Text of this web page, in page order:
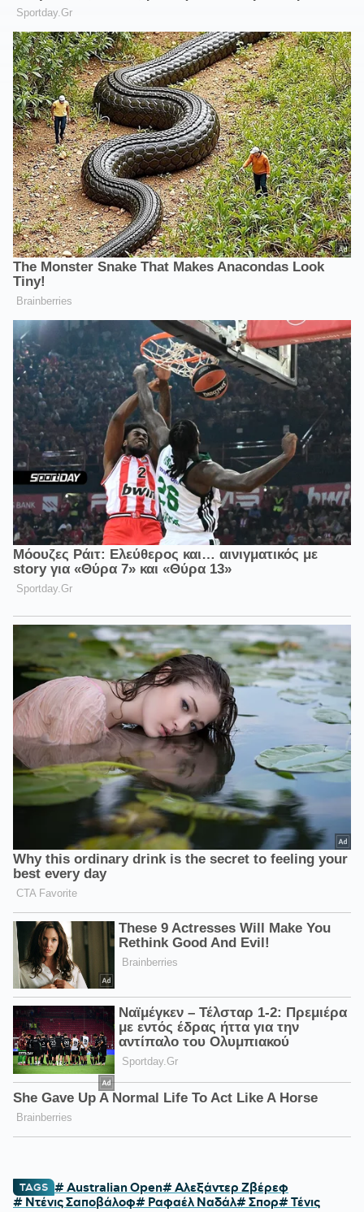
TAGS # Australian Open# Αλεξάντερ Ζβέρεφ
# Ντένις Σαποβάλοφ# Ραφαέλ Ναδάλ# Σπορ# Τένις